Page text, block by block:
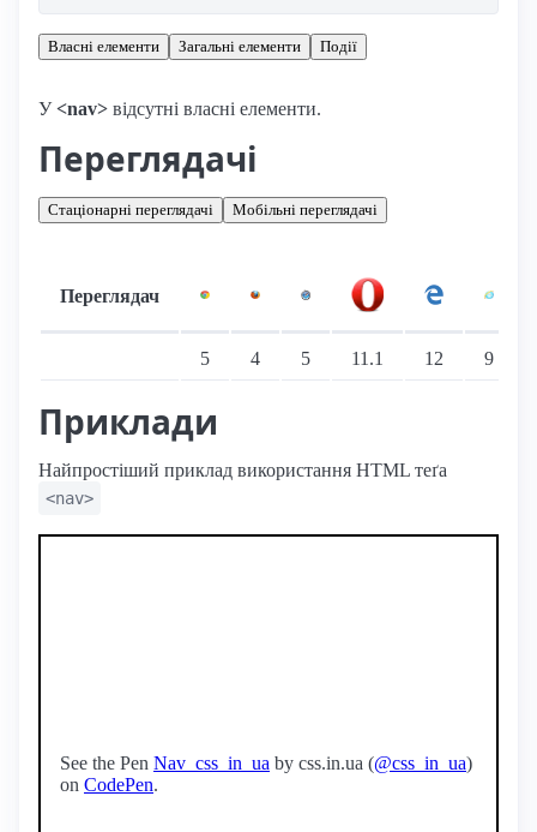
Власні елементи Загальні елементи Події
У<nav> відсутні власні елементи.
Переглядачі
Стаціонарні переглядачі Мобільні переглядачі
Переглядач
5 4 5 11.1 12 9
Приклади
Найпростіший приклад використання HTML теґа
<nav>
See the Pen Nav_css_in_ua by css.in.ua (@css_in_ua)
on CodePen.